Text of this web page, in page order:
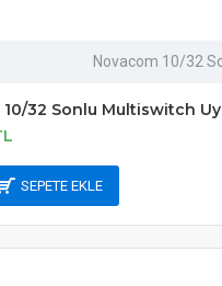
Novacom 10/32
32 Sonlu Multiswitch
SEPETE EKLE